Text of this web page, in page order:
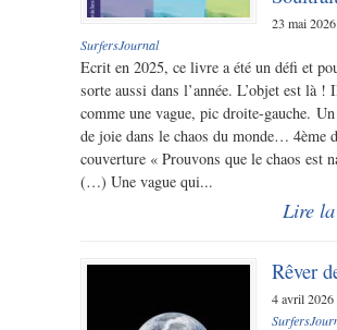
23 mai
SurfersJournal
Ecrit en 2025, ce livre a été un défi et
sorte aussi dans l’année. L’objet est là !
comme une vague, pic droite-gauche.
de joie dans le chaos du monde… 4ème
couverture « Prouvons que le chaos est
(…) Une vague qui...
Lire
Rêver
4 avril 2026